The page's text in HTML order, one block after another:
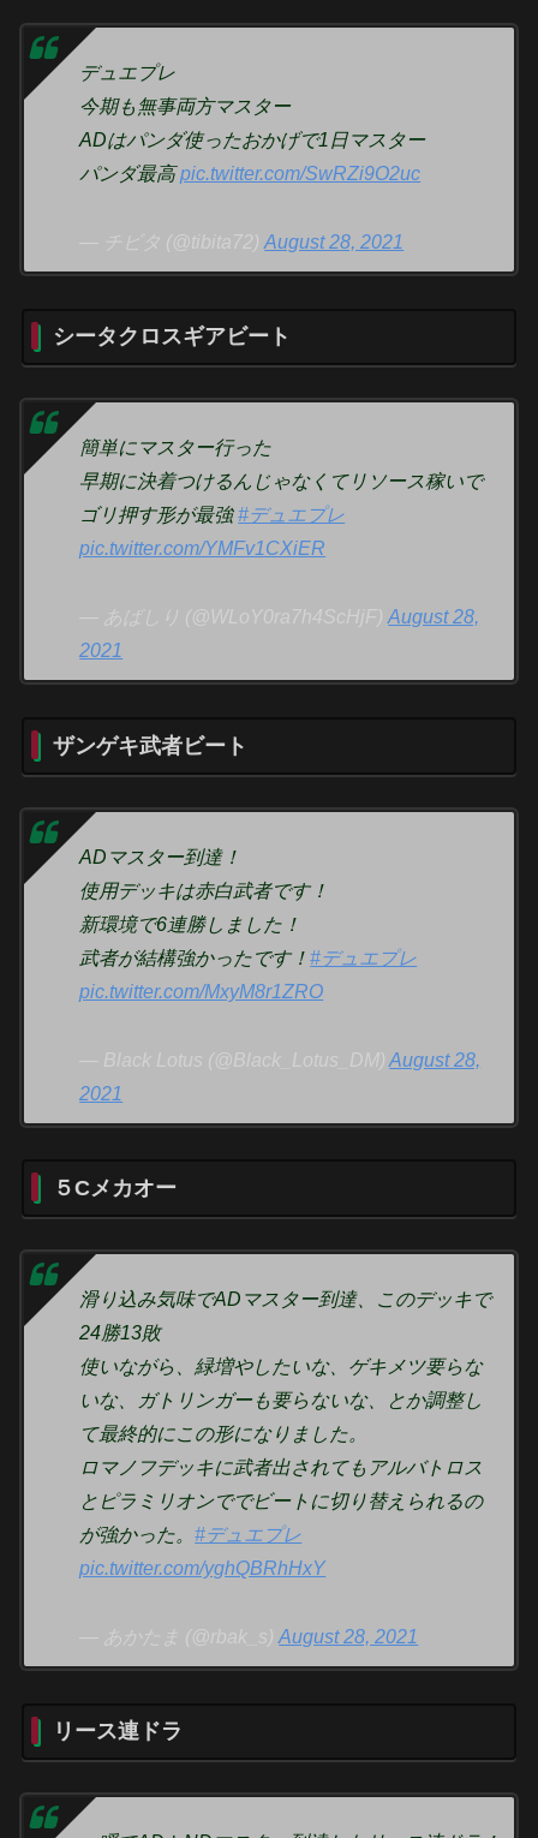
デュエプレ
今期も無事両方マスター
ADはパンダ使ったおかげで1日マスター
パンダ最高pic.twitter.com/SwRZi9O2uc
— チビタ (@tibita72)August 28, 2021
シータクロスギアビート
簡単にマスター行った
早期に決着つけるんじゃなくてリソース稼いで
ゴリ押す形が最強#デュエプレ
pic.twitter.com/YMFv1CXiER
— あばしり (@WLoY0ra7h4ScHjF)August 28,
2021
ザンゲキ武者ビート
ADマスター到達！
使用デッキは赤白武者です！
新環境で6連勝しました！
武者が結構強かったです！#デュエプレ
pic.twitter.com/MxyM8r1ZRO
— Black Lotus (@Black_Lotus_DM)August 28,
2021
５Cメカオー
滑り込み気味でADマスター到達、このデッキで
24勝13敗
使いながら、緑増やしたいな、ゲキメツ要らな
いな、ガトリンガーも要らないな、とか調整し
て最終的にこの形になりました。
ロマノフデッキに武者出されてもアルバトロス
とピラミリオンででビートに切り替えられるの
が強かった。#デュエプレ
pic.twitter.com/yghQBRhHxY
— あかたま (@rbak_s)August 28, 2021
リース連ドラ